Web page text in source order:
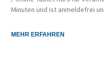
Minuten und ist anmeldefrei
MEHR ERFAHREN